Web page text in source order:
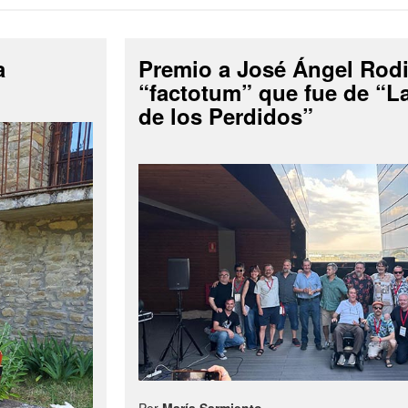
Premio a José Ángel
“factotum” que fue de
de los Perdidos”